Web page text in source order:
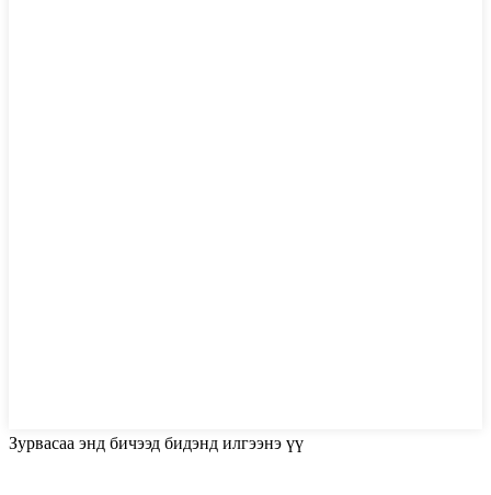
Зурвасаа энд бичээд бидэнд илгээнэ үү